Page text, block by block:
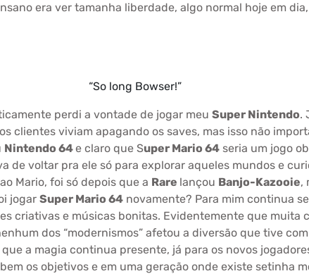
era ver tamanha liberdade, algo normal hoje em
“So long Bowser!”
perdi a vontade de jogar meu Super Nintendo.
clientes viviam apagando os saves, mas isso não
Nintendo 64e claro que Super Mario 64 seria um jogo
de voltar pra ele só para explorar aqueles mundos e
Mario, foi só depois que a Rare lançou Banjo-Kazooie,
jogar Super Mario 64 novamente? Para mim continua
criativas e músicas bonitas. Evidentemente que muita
dos “modernismos” afetou a diversão que tive
a magia continua presente, já para os novos
os objetivos e em uma geração onde existe setinha